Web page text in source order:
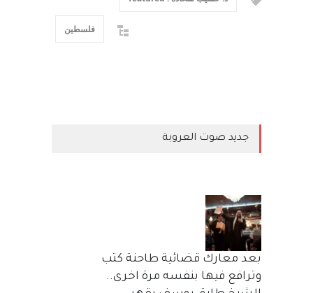
فلسطين
جديد صوت العروبة
بعد معارك قضائية طاحنة كتب
وترافع فيها بنفسه مرة اخرى..